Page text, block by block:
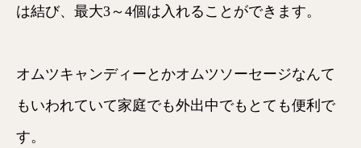
は結び、最大3～4個は入れることができます。
オムツキャンディーとかオムツソーセージなんて
もいわれていて家庭でも外出中でもとても便利で
す。